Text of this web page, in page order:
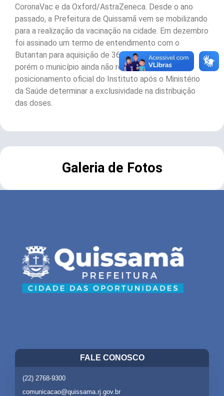
CoronaVac e da Oxford/AstraZeneca. Desde o ano
passado, a Prefeitura de Quissamã vem se mobilizando
para a realização da vacinação na cidade. Em dezembro
foi assinado um termo de entendimento com o
Butantan para aquisição de 36 mil doses da vacina,
porém o município ainda não recebeu um
posicionamento oficial do Instituto após o Ministério
da Saúde determinar a exclusividade na distribuição
das doses.
Galeria de Fotos
FALE CONOSCO
(22) 2768-9300
comunicacao@quissama.rj.gov.br